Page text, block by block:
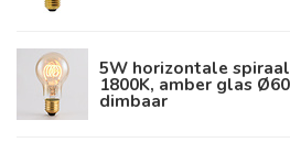
5W horizontale
1800K, amber glas
dimbaar